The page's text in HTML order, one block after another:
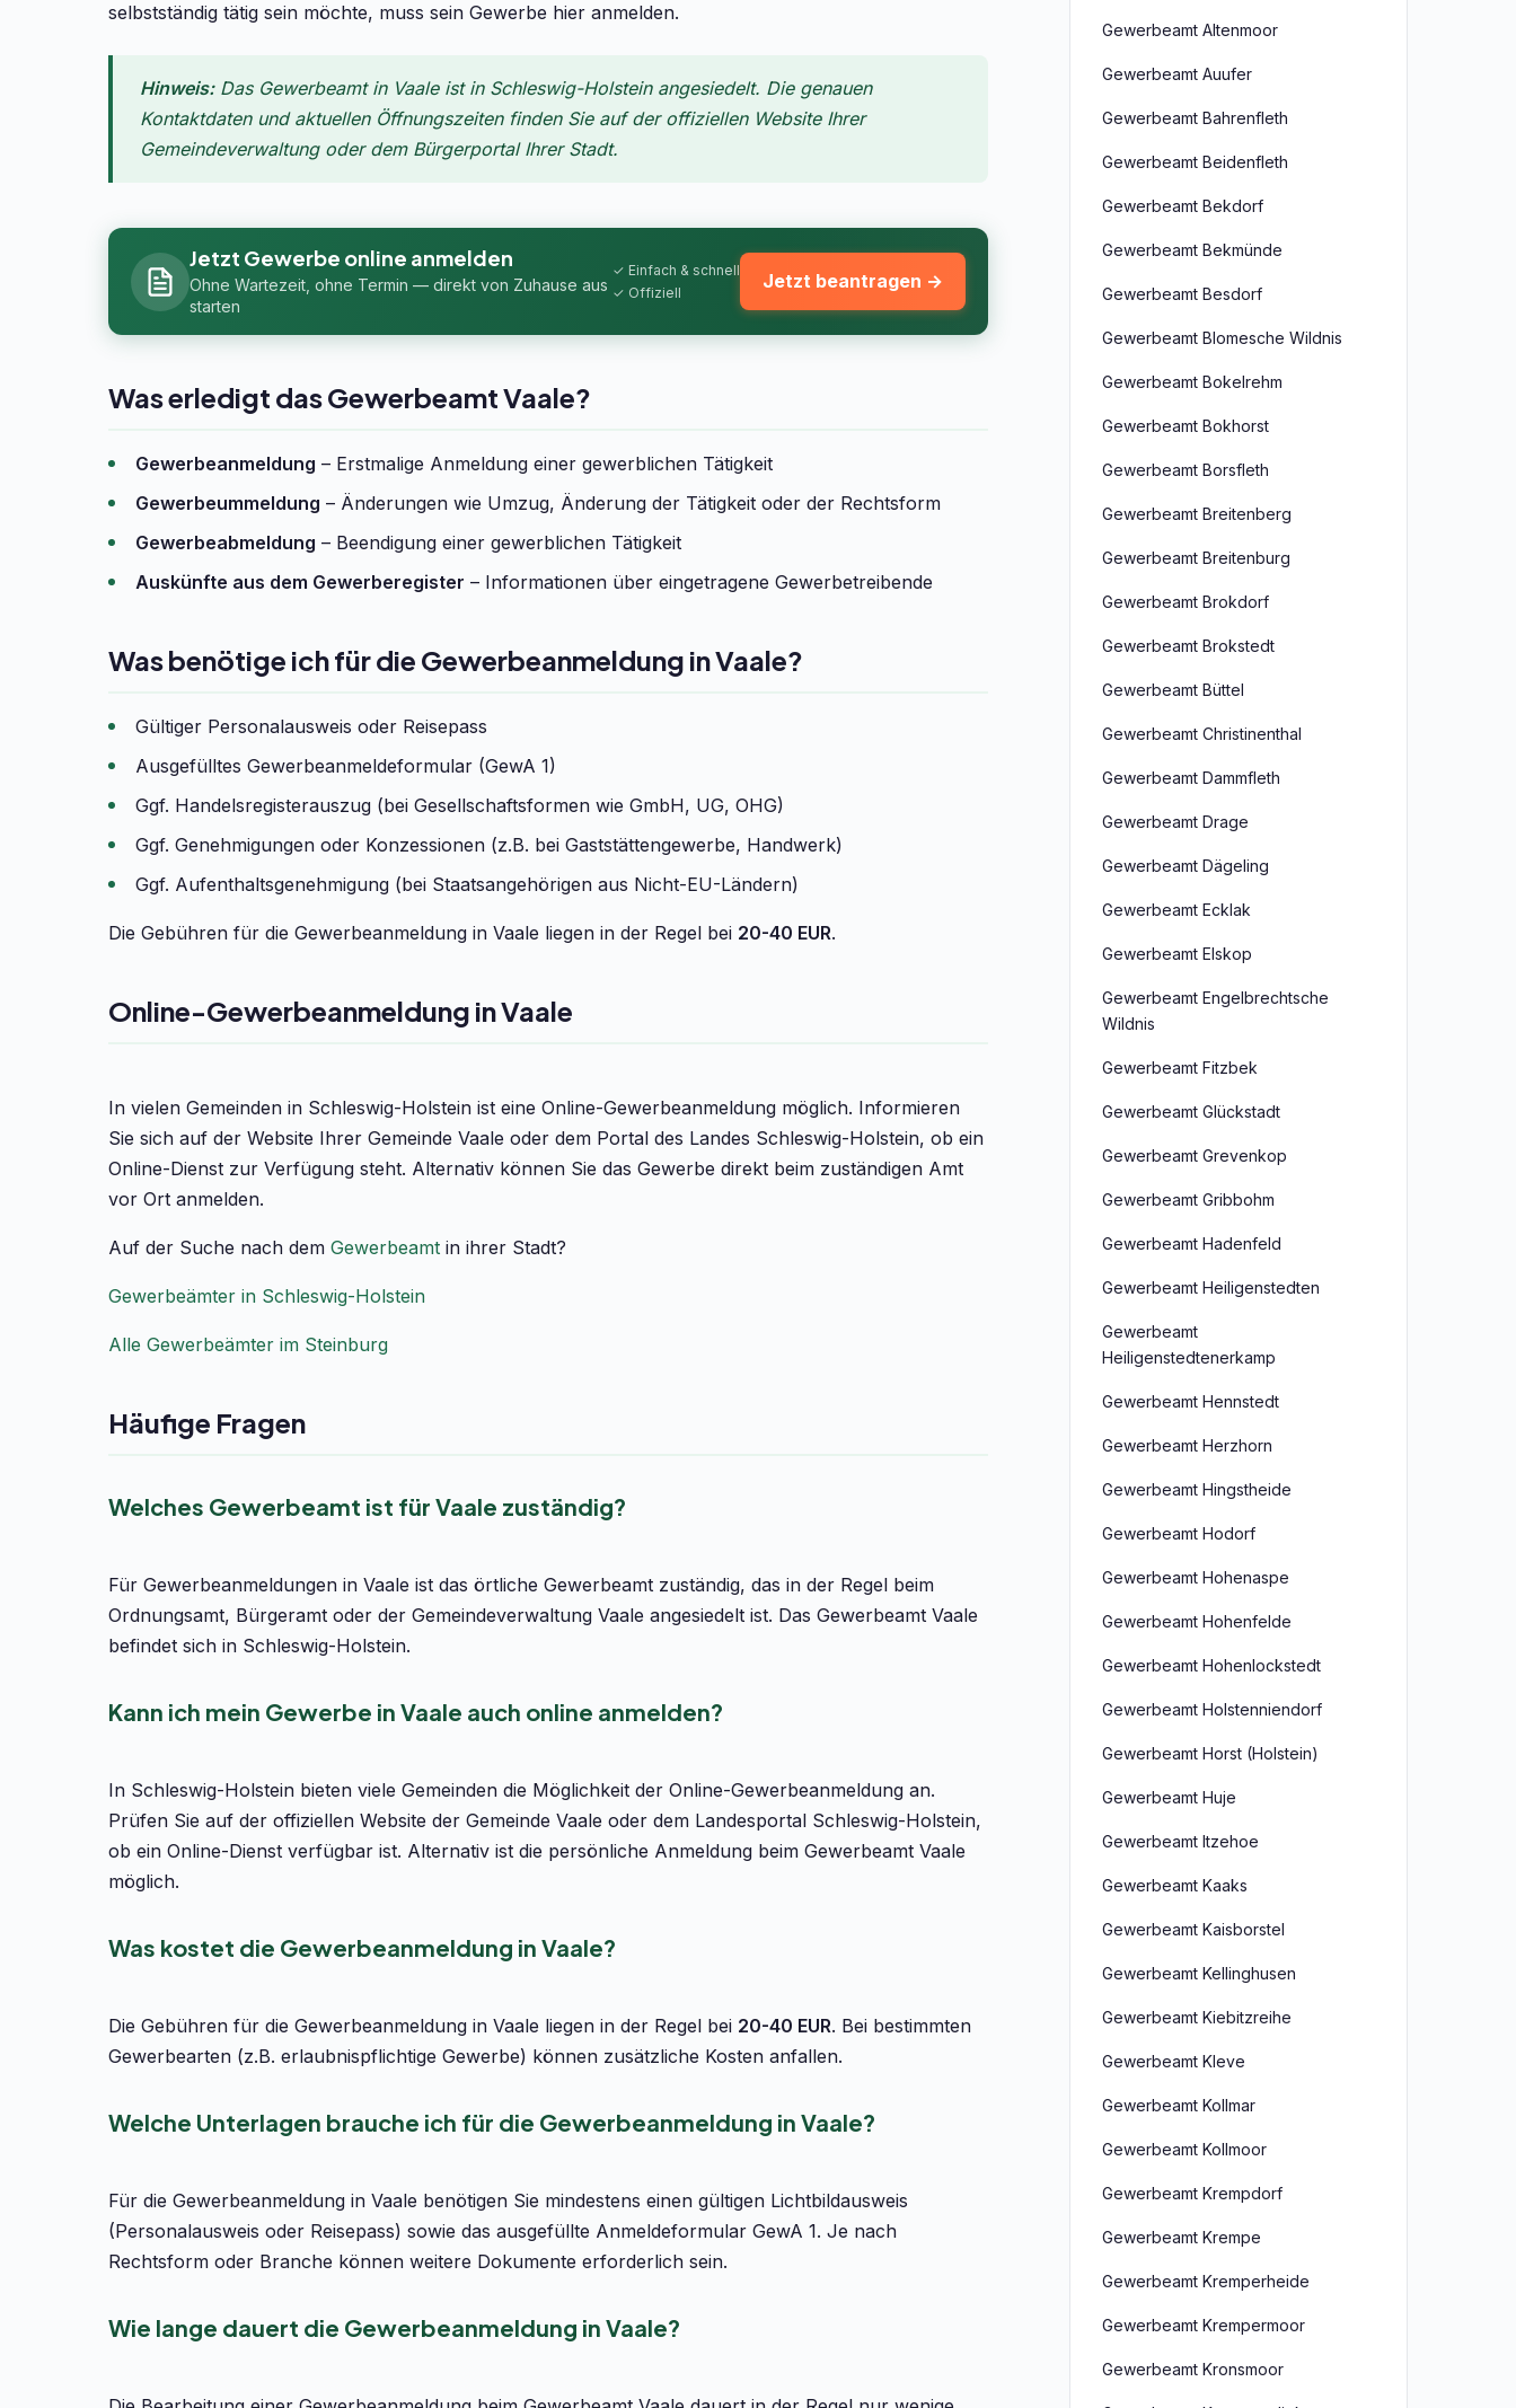
selbstständig tätig sein möchte, muss sein Gewerbe hier anmelden.
Hinweis:Das Gewerbeamt in Vaale ist in Schleswig-Holstein angesiedelt. Die genauen
Kontaktdaten und aktuellen Öffnungszeiten finden Sie auf der offiziellen Website Ihrer
Gemeindeverwaltung oder dem Bürgerportal Ihrer Stadt.
Jetzt Gewerbe online anmelden
Ohne Wartezeit, ohne Termin — direkt von Zuhause aus
starten
✓ Einfach & schnell
✓ Offiziell
Jetzt beantragen →
Was erledigt das Gewerbeamt Vaale?
Gewerbeanmeldung – Erstmalige Anmeldung einer gewerblichen Tätigkeit
Gewerbeummeldung – Änderungen wie Umzug, Änderung der Tätigkeit oder der Rechtsform
Gewerbeabmeldung – Beendigung einer gewerblichen Tätigkeit
Auskünfte aus dem Gewerberegister – Informationen über eingetragene Gewerbetreibende
Was benötige ich für die Gewerbeanmeldung in Vaale?
Gültiger Personalausweis oder Reisepass
Ausgefülltes Gewerbeanmeldeformular (GewA 1)
Ggf. Handelsregisterauszug (bei Gesellschaftsformen wie GmbH, UG, OHG)
Ggf. Genehmigungen oder Konzessionen (z.B. bei Gaststättengewerbe, Handwerk)
Ggf. Aufenthaltsgenehmigung (bei Staatsangehörigen aus Nicht-EU-Ländern)
Die Gebühren für die Gewerbeanmeldung in Vaale liegen in der Regel bei 20-40 EUR.
Online-Gewerbeanmeldung in Vaale
In vielen Gemeinden in Schleswig-Holstein ist eine Online-Gewerbeanmeldung möglich. Informieren
Sie sich auf der Website Ihrer Gemeinde Vaale oder dem Portal des Landes Schleswig-Holstein, ob ein
Online-Dienst zur Verfügung steht. Alternativ können Sie das Gewerbe direkt beim zuständigen Amt
vor Ort anmelden.
Auf der Suche nach dem Gewerbeamt in ihrer Stadt?
Gewerbeämter in Schleswig-Holstein
Alle Gewerbeämter im Steinburg
Häufige Fragen
Welches Gewerbeamt ist für Vaale zuständig?
Für Gewerbeanmeldungen in Vaale ist das örtliche Gewerbeamt zuständig, das in der Regel beim
Ordnungsamt, Bürgeramt oder der Gemeindeverwaltung Vaale angesiedelt ist. Das Gewerbeamt Vaale
befindet sich in Schleswig-Holstein.
Kann ich mein Gewerbe in Vaale auch online anmelden?
In Schleswig-Holstein bieten viele Gemeinden die Möglichkeit der Online-Gewerbeanmeldung an.
Prüfen Sie auf der offiziellen Website der Gemeinde Vaale oder dem Landesportal Schleswig-Holstein,
ob ein Online-Dienst verfügbar ist. Alternativ ist die persönliche Anmeldung beim Gewerbeamt Vaale
möglich.
Was kostet die Gewerbeanmeldung in Vaale?
Die Gebühren für die Gewerbeanmeldung in Vaale liegen in der Regel bei 20-40 EUR. Bei bestimmten
Gewerbearten (z.B. erlaubnispflichtige Gewerbe) können zusätzliche Kosten anfallen.
Welche Unterlagen brauche ich für die Gewerbeanmeldung in Vaale?
Für die Gewerbeanmeldung in Vaale benötigen Sie mindestens einen gültigen Lichtbildausweis
(Personalausweis oder Reisepass) sowie das ausgefüllte Anmeldeformular GewA 1. Je nach
Rechtsform oder Branche können weitere Dokumente erforderlich sein.
Wie lange dauert die Gewerbeanmeldung in Vaale?
Gewerbeamt Altenmoor
Gewerbeamt Auufer
Gewerbeamt Bahrenfleth
Gewerbeamt Beidenfleth
Gewerbeamt Bekdorf
Gewerbeamt Bekmünde
Gewerbeamt Besdorf
Gewerbeamt Blomesche Wildnis
Gewerbeamt Bokelrehm
Gewerbeamt Bokhorst
Gewerbeamt Borsfleth
Gewerbeamt Breitenberg
Gewerbeamt Breitenburg
Gewerbeamt Brokdorf
Gewerbeamt Brokstedt
Gewerbeamt Büttel
Gewerbeamt Christinenthal
Gewerbeamt Dammfleth
Gewerbeamt Drage
Gewerbeamt Dägeling
Gewerbeamt Ecklak
Gewerbeamt Elskop
Gewerbeamt Engelbrechtsche
Wildnis
Gewerbeamt Fitzbek
Gewerbeamt Glückstadt
Gewerbeamt Grevenkop
Gewerbeamt Gribbohm
Gewerbeamt Hadenfeld
Gewerbeamt Heiligenstedten
Gewerbeamt
Heiligenstedtenerkamp
Gewerbeamt Hennstedt
Gewerbeamt Herzhorn
Gewerbeamt Hingstheide
Gewerbeamt Hodorf
Gewerbeamt Hohenaspe
Gewerbeamt Hohenfelde
Gewerbeamt Hohenlockstedt
Gewerbeamt Holstenniendorf
Gewerbeamt Horst (Holstein)
Gewerbeamt Huje
Gewerbeamt Itzehoe
Gewerbeamt Kaaks
Gewerbeamt Kaisborstel
Gewerbeamt Kellinghusen
Gewerbeamt Kiebitzreihe
Gewerbeamt Kleve
Gewerbeamt Kollmar
Gewerbeamt Kollmoor
Gewerbeamt Krempdorf
Gewerbeamt Krempe
Gewerbeamt Kremperheide
Gewerbeamt Krempermoor
Gewerbeamt Kronsmoor